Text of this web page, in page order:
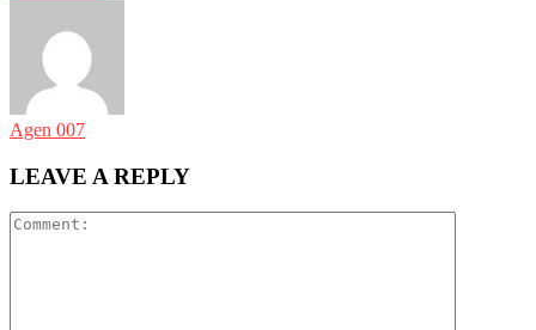
Agen 007
LEAVE A REPLY